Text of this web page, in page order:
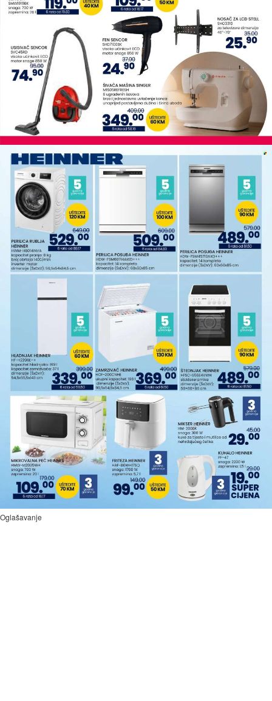
Oglašavanje